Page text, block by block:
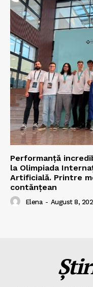
Performanță
la Olimpiada
Artificială. Printre
contănțean
Elena - August 8,